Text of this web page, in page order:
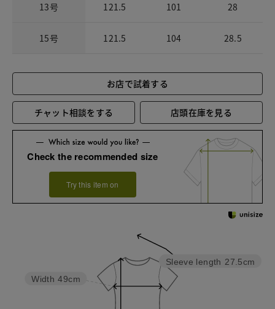
13号 121.5 101 28
15号 121.5 104 28.5
お店で試着する
チャット相談をする 店頭在庫を見る
Check the recommended size
Try this item on
Sleeve length 27.5cm
Width 49cm